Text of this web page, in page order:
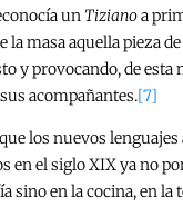
un Tizianoa
la masa aquella pieza
y provocando, de esta
acompañantes.[7]
los nuevos
en el siglo XIX ya no
sino en la cocina, en la